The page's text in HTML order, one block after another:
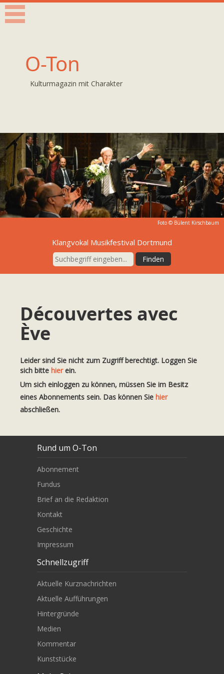
O-Ton
Kulturmagazin mit Charakter
Foto © Bülent Kirschbaum
Klangvokal Musikfestival Dortmund
Découvertes avec
Ève
Leider sind Sie nicht zum Zugriff berechtigt. Loggen Sie
sich bitte hierein.
Um sich einloggen zu können, müssen Sie im Besitz
eines Abonnements sein. Das können Sie hier
abschließen.
Rund um O-Ton
Abonnement
Fundus
Brief an die Redaktion
Kontakt
Geschichte
Impressum
Schnellzugriff
Aktuelle Kurznachrichten
Aktuelle Aufführungen
Hintergründe
Medien
Kommentar
Kunststücke